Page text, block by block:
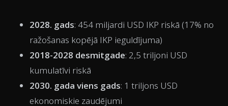
2028. gads: 454 miljardi USD IKP riskā (17% no
ražošanas kopējā IKP ieguldījuma)
2018-2028 desmitgade: 2,5 triljoni USD
kumulatīvi riskā
2030. gada viens gads: 1 triljons USD
ekonomiskie zaudējumi